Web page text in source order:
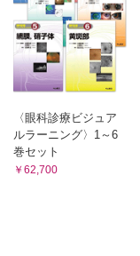
〈眼科診療ビジュア
ルラーニング〉1～6
巻セット
￥62,700